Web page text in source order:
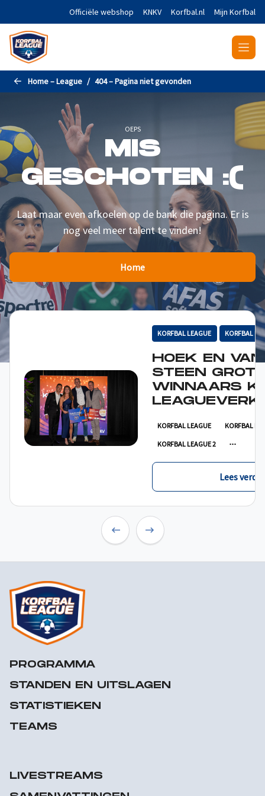
Naar de hoofdinhoud gaanOfficiële webshop KNKV Korfbal.nl Mijn Korfbal
Home – League 404 – Pagina niet gevonden
OEPS
MIS
GESCHOTEN :(
Laat maar even afkoelen op de bank die pagina. Er is
nog veel meer talent te vinden!
Home
KORFBAL LEAGUE KORFBAL
HOEK EN VAN
STEEN
WINNAARS
KORFBAL LEAGUE KORFBAL
KORFBAL LEAGUE 2
Lees verder
PROGRAMMA
STANDEN EN UITSLAGEN
STATISTIEKEN
TEAMS
LIVESTREAMS